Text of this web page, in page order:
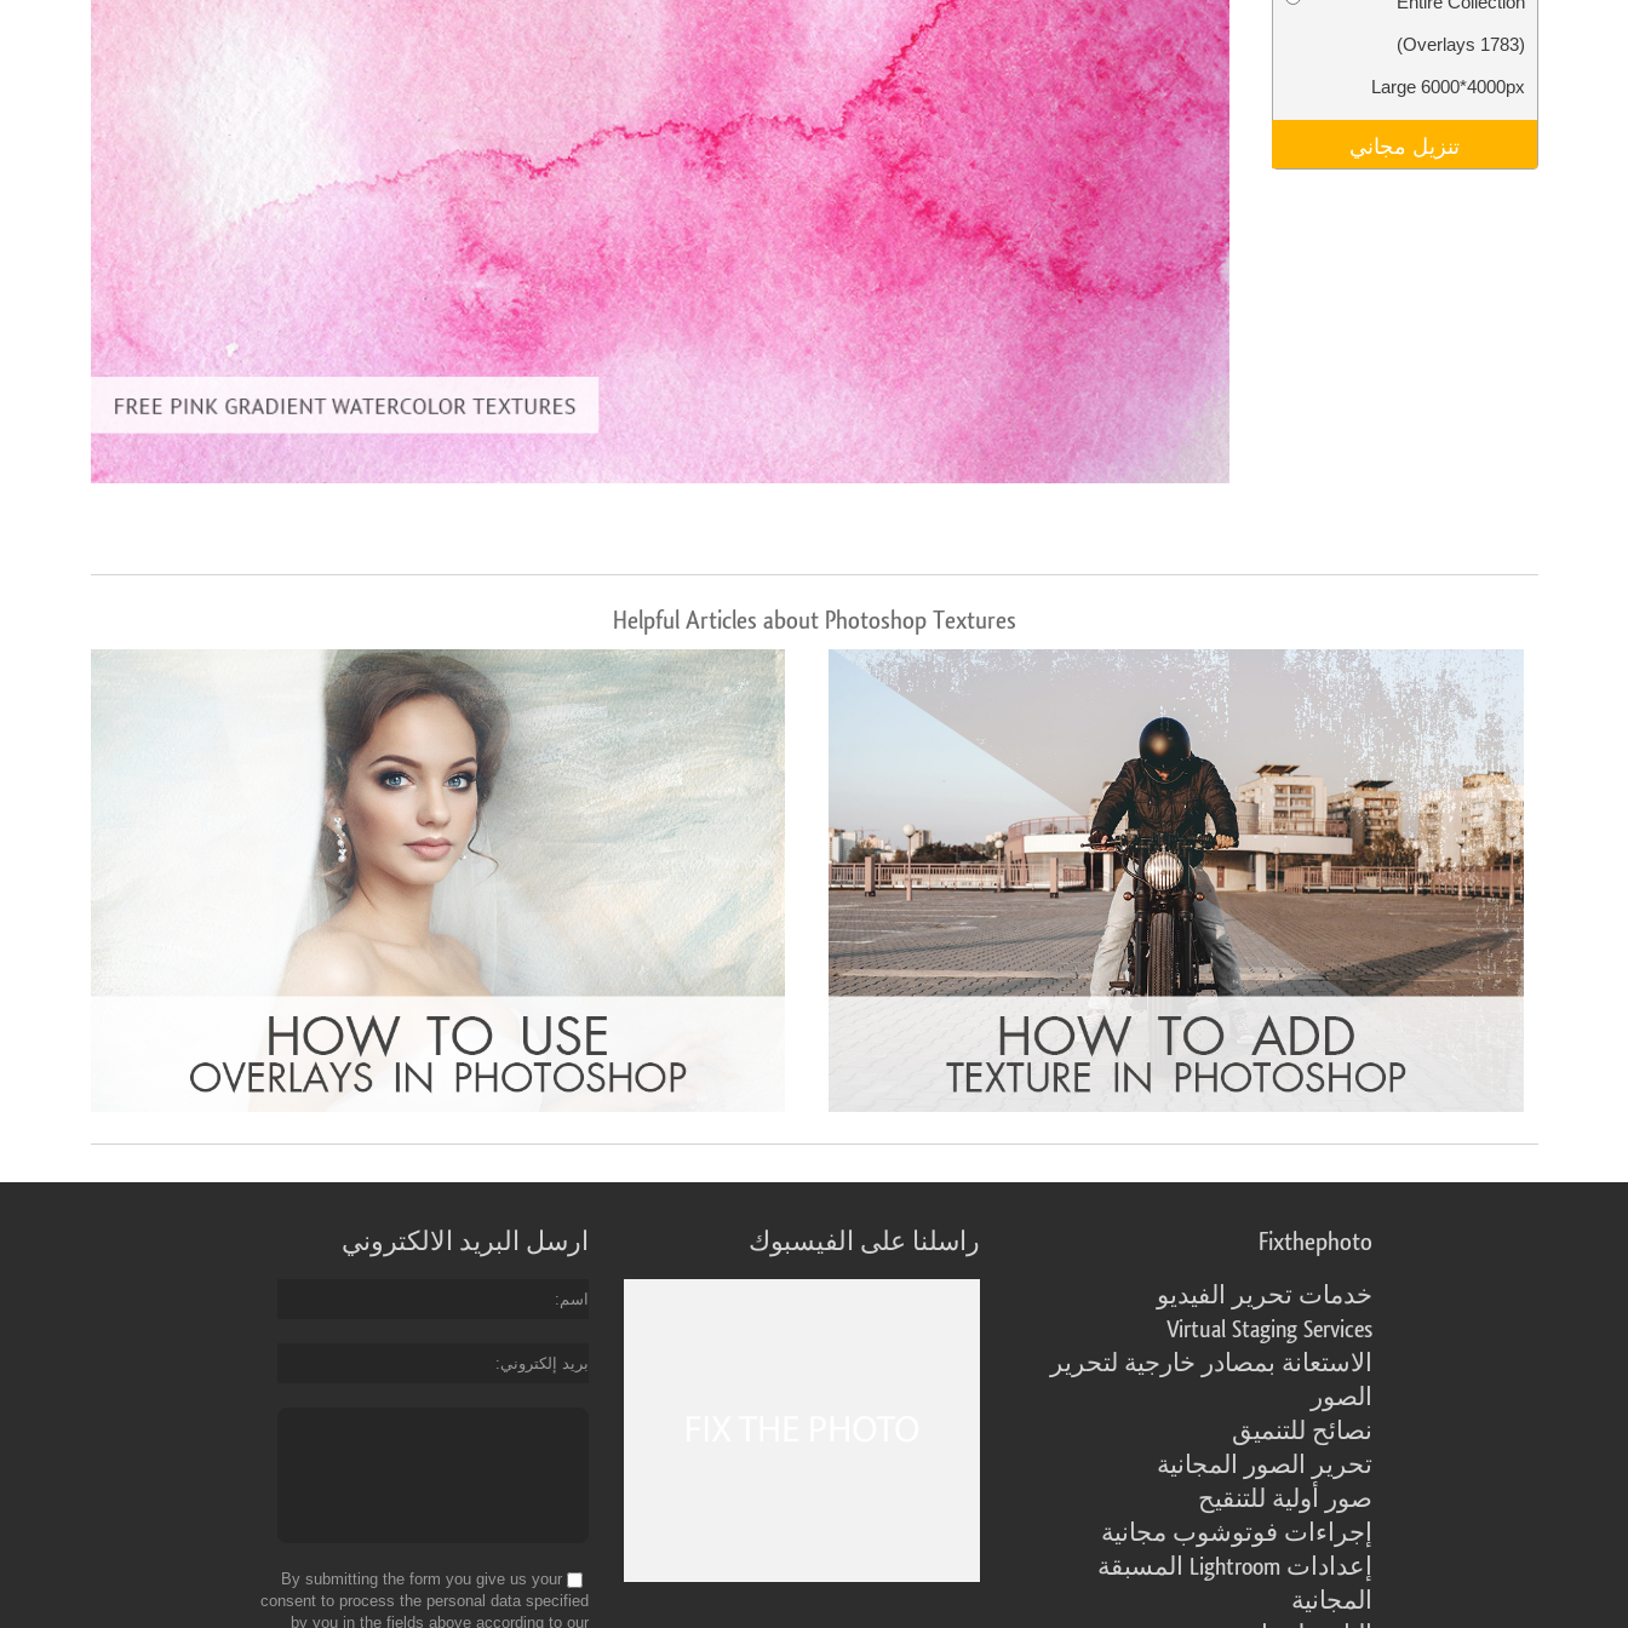
تنقيح المنتجات خدمات تنميق المجوهرات بيانات تدريب الذكاء
الاصطناعي
Video Editing Services
(1783 Overlays)
Large 6000*4000px
تنزيل مجاني
Helpful Articles about Photoshop Textures
ارسل البريد الالكتروني
اسم
بريد إلكتروني
By submitting the form you give us your
consent to process the personal data specified
by you in the fields above according to our
راسلنا على الفيسبوك Fixthephoto
خدمات تحرير الفيديو
Virtual Staging Services
الاستعانة بمصادر خارجية لتحرير
الصور
نصائح للتنميق
تحرير الصور المجانية
صور أولية للتنقيح
إجراءات فوتوشوب مجانية
إعدادات Lightroom المسبقة
المجانية